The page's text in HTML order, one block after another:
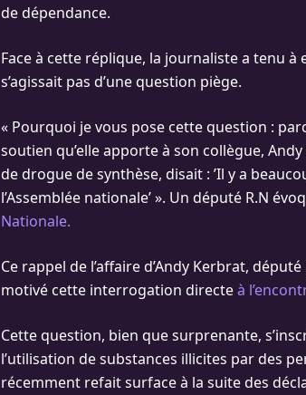
de dépendance.
Face à cette réplique, la journaliste a tenu
s’agissait pas d’une question piège.
« Pourquoi je vous pose cette question :
soutien qu’elle apporte à son collègue,
de drogue de synthèse, disait : ’Il y a
l’Assemblée nationale’ ». Un député R.N
Nationale.
Ce rappel de l’affaire d’Andy Kerbrat,
motivé cette interrogation directeà
Cette question, bien que surprenante,
l’utilisation de substances illicites par des
récemment refait surface à la suite des